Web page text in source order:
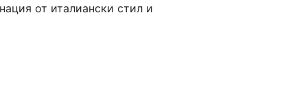
от италиански стил и